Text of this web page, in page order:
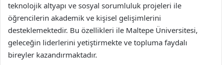
teknolojik altyapı ve sosyal sorumluluk projeleri ile
öğrencilerin akademik ve kişisel gelişimlerini
desteklemektedir. Bu özellikleri ile Maltepe Üniversitesi,
geleceğin liderlerini yetiştirmekte ve topluma faydalı
bireyler kazandırmaktadır.